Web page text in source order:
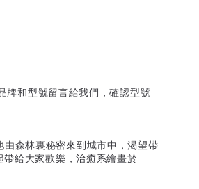
牌和型號留言給我們，確認型號
森林裏秘密來到城市中，渴望帶
給大家歡樂，治癒系繪畫於